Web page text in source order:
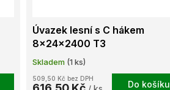
Úvazek lesní s C hákem
8x24x2400 T3
Skladem (1 ks)
509,50 Kč bez DPH
Do košíku